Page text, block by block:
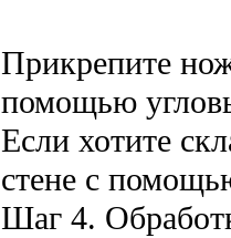
Прикрепите
помощью
Если хотите
стене с
Шаг 4.